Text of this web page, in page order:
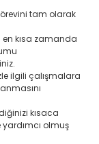
tam olarak
en kısa zamanda
ilgili çalışmalara
kısaca
yardımcı olmuş